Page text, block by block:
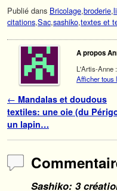
Publié dans Bricolage,broderie,
citations,Sac,sashiko,textes et
A propos
L'Artis-Anne
Afficher tous
Navigation des articles
← Mandalas et doudous
textiles: une oie (du
un lapin…
Sashiko: 3